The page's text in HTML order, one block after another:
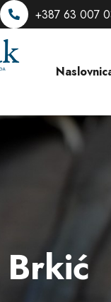
+387 63 007